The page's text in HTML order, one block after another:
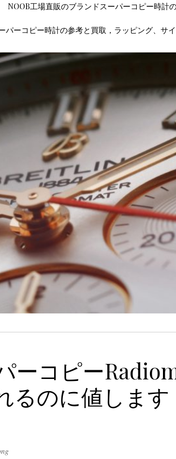
NOOB工場直販のブランドスーパーコピー時計
パーコピー時計の参考と買取，ラッピング、サ
ーコピー
るのに値します